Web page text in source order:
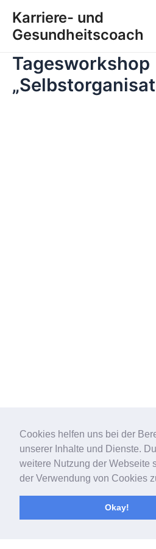
Cookies helfen uns bei der
unserer Inhalte und Dienste.
weitere Nutzung der Webseite
der Verwendung von Cookies
Okay!
Inhalt
springen
Karriere- und
Gesundheitscoach
Tagesworkshop
Copyright © 2026 Karriere- und
Astra-